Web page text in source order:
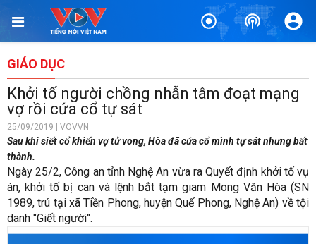
GIÁO DỤC
Khởi tố người chồng nhẫn tâm đoạt mạng
vợ rồi cứa cổ tự sát
25/09/2019 | VOVVN
Sau khi siết cổ khiến vợ tử vong, Hòa đã cứa cổ mình tự sát nhưng bất
thành.
Ngày 25/2, Công an tỉnh Nghệ An vừa ra Quyết định khởi tố vụ
án, khởi tố bị can và lệnh bắt tạm giam Mong Văn Hòa (SN
1989, trú tại xã Tiền Phong, huyện Quế Phong, Nghệ An) về tội
danh "Giết người".